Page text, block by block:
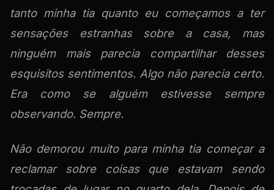
tanto minha tia quanto eu começamos a ter
sensações estranhas sobre a casa, mas
ninguém mais parecia compartilhar desses
esquisitos sentimentos. Algo não parecia certo.
Era como se alguém estivesse sempre
observando. Sempre.
Não demorou muito para minha tia começar a
reclamar sobre coisas que estavam sendo